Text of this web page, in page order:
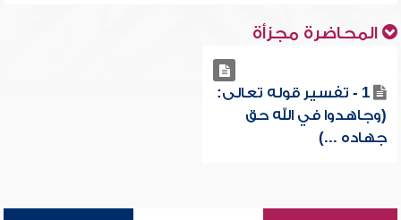
المحاضرة مجزأة
1 - تفسير قوله تعالى:
(وجاهدوا في الله حق
جهاده ...)